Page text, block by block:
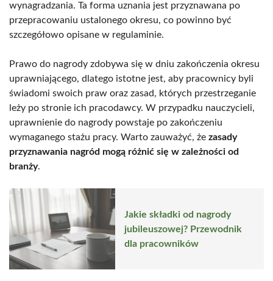
wynagradzania. Ta forma uznania jest przyznawana po
przepracowaniu ustalonego okresu, co powinno być
szczegółowo opisane w regulaminie.
Prawo do nagrody zdobywa się w dniu zakończenia okresu
uprawniającego, dlatego istotne jest, aby pracownicy byli
świadomi swoich praw oraz zasad, których przestrzeganie
leży po stronie ich pracodawcy. W przypadku nauczycieli,
uprawnienie do nagrody powstaje po zakończeniu
wymaganego stażu pracy. Warto zauważyć, że zasady
przyznawania nagród mogą różnić się w zależności od
branży.
Jakie składki od nagrody
jubileuszowej? Przewodnik
dla pracowników